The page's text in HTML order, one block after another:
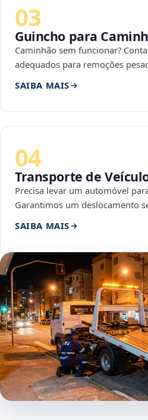
03
Guincho para
Caminhão sem funcionar?
adequados para remoções
SAIBA MAIS
04
Transporte de
Precisa levar um automóvel
Garantimos um deslocamento
SAIBA MAIS